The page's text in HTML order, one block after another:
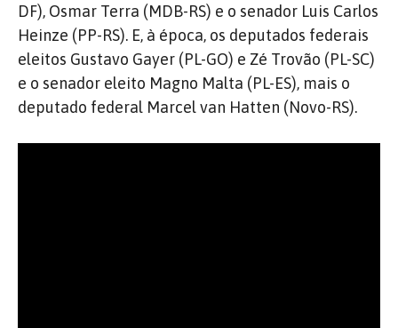
DF), Osmar Terra (MDB-RS) e o senador Luis Carlos
Heinze (PP-RS). E, à época, os deputados federais
eleitos Gustavo Gayer (PL-GO) e Zé Trovão (PL-SC)
e o senador eleito Magno Malta (PL-ES), mais o
deputado federal Marcel van Hatten (Novo-RS).